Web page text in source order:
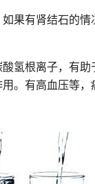
果有肾结石的
氢根离子，有
。有高血压等